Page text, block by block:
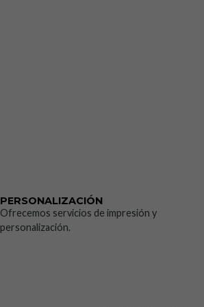
PERSONALIZACIÓN
Ofrecemos servicios de impresión y
personalización.